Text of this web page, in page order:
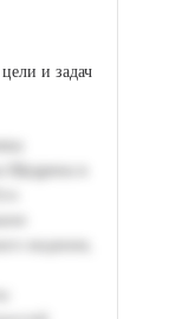
и задач